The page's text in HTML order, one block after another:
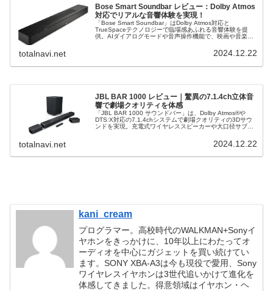
Bose Smart Soundbar レビュー：Dolby Atmos
対応でリアルな音響体験を実現！
「Bose Smart Soundbar」はDolby Atmos対応と
TrueSpaceテクノロジーで臨場感あふれる音響体験を提
供。AIダイアログモードや音声操作機能で、映画や音楽を
リーミングサービスに対応し、簡単なセットアップでホー
ムエンターテインメントを次のレベルに引き上げます。
totalnavi.net 2024.12.22
JBL BAR 1000 レビュー｜驚異の7.1.4ch立体音
響で劇場クオリティを体感
「JBL BAR 1000 サウンドバー」は、Dolby Atmos®や
DTS:X対応の7.1.4chシステムで劇場クオリティの3Dサウ
ンドを実現。充電式ワイヤレススピーカーや大口径サブウ
やPureVoiceテクノロジーなど多彩な機能で、映画から音
楽まで高品質なリスニング環境を楽しめます。
totalnavi.net 2024.12.22
kani_cream
プログラマー。高校時代のWALKMAN+Sonyイ
ヤホンをきっかけに、10年以上にわたってオ
ーディオを中心にガジェットを買い続けてい
ます。SONY XBA-A3は今も現役で愛用、Sony
ワイヤレスイヤホンは3世代追いかけて進化を
体感してきました。得意領域はイヤホン・ヘ